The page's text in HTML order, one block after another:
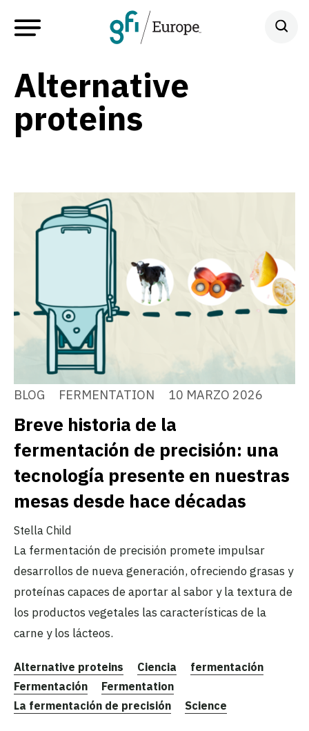
Alternative
proteins
BLOG FERMENTATION 10 MARZO 2026
Breve historia de la
fermentación de precisión: una
tecnología presente en nuestras
mesas desde hace décadas
Stella Child
La fermentación de precisión promete impulsar
desarrollos de nueva generación, ofreciendo grasas y
proteínas capaces de aportar al sabor y la textura de
los productos vegetales las características de la
carne y los lácteos.
Alternative proteins Ciencia
fermentación
Fermentación
Fermentation
La fermentación de precisión
Science